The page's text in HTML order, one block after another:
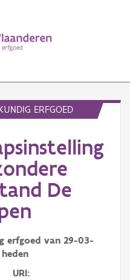
ERFGOED
De
erfgoed van 29-03-
URI